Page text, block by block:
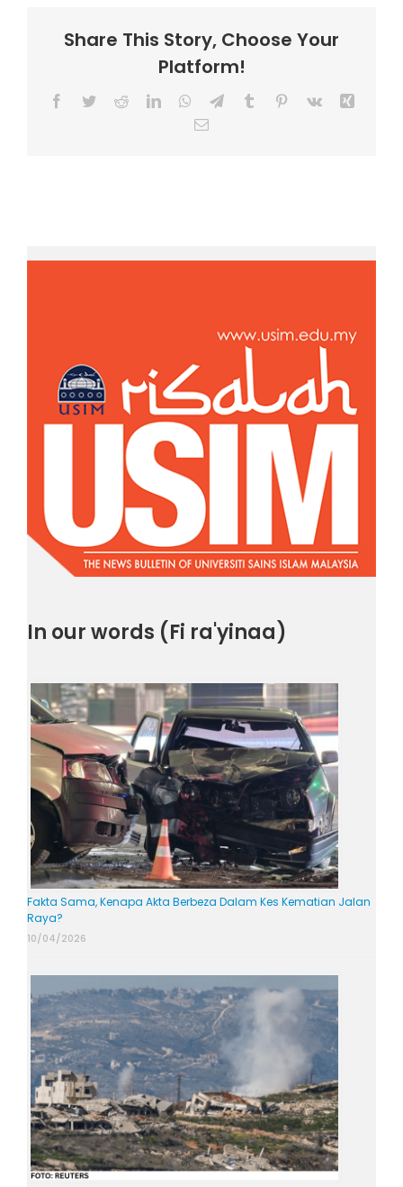
Share This Story, Choose Your
Platform!
Facebook
TwitterRedditLinkedInWhatsApp
TelegramTumblr Pinterest
Vk
Email
In our words (Fi ra'yinaa)
Fakta Sama, Kenapa Akta Berbeza Dalam Kes Kematian Jalan
Raya?
10/04/2026